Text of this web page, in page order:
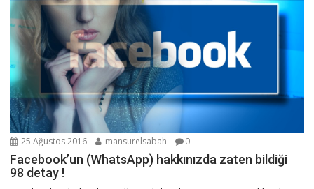
25 Ağustos 2016 mansurelsabah 0
Facebook’un (WhatsApp) hakkınızda zaten bildiği
98 detay !